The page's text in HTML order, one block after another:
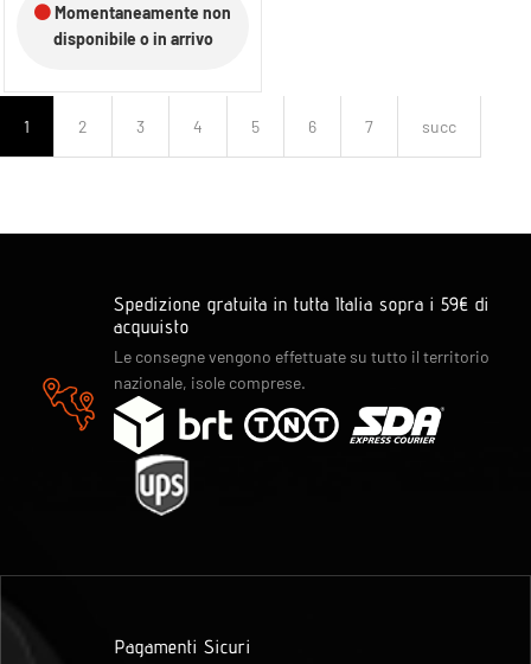
Momentaneamente non
disponibile o in arrivo
1 2 3 4 5 6 7 succ
Spedizione gratuita in tutta Italia sopra i 59€ di
acquuisto
Le consegne vengono effettuate su tutto il territorio
nazionale, isole comprese.
Pagamenti Sicuri